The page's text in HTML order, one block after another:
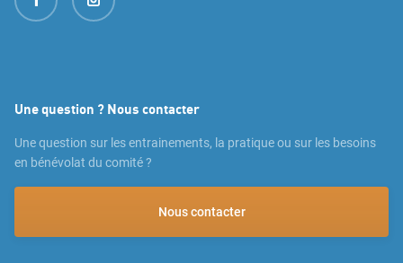
Une question ? Nous contacter
Une question sur les entrainements, la pratique ou sur les besoins
en bénévolat du comité ?
Nous contacter